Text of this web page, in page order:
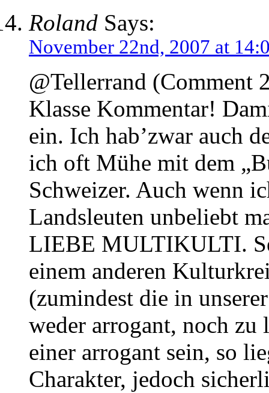
Roland Says:
November 22nd, 2007 at
@Tellerrand (Comment
Klasse Kommentar!
ein. Ich hab’zwar auch
ich oft Mühe mit dem
Schweizer. Auch wenn
Landsleuten unbeliebt
LIEBE MULTIKULTI.
einem anderen
(zumindest die in
weder arrogant, noch
einer arrogant sein, so
Charakter, jedoch